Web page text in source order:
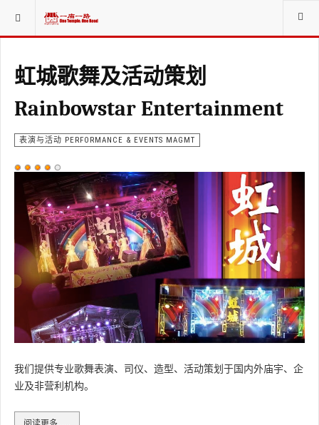
当前位置： 赞助商SPONSORS
虹城歌舞及活动策划
Rainbowstar Entertainment
表演与活动 PERFORMANCE & EVENTS MAGMT
用
价：4/5
我们提供专业歌舞表演、司仪、造型、活动策划于国内外庙宇、企
业及非营利机构。